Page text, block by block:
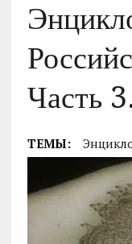
Часть
ТЕМЫ: